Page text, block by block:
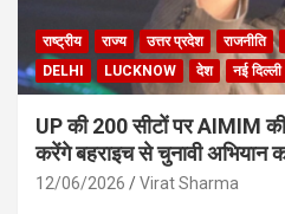
राष्ट्रीय राज्य उत्तर प्रदेश राजनीति
DELHI
LUCKNOW देश नई दिल्ली
UP की 200 सीटों पर AIMIM
करेंगे बहराइच से चुनावी अभियान
12/06/2026 Virat Sharma